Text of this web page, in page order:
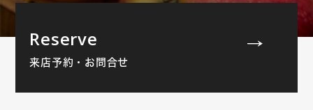
Reserve
来店予約・お問合せ